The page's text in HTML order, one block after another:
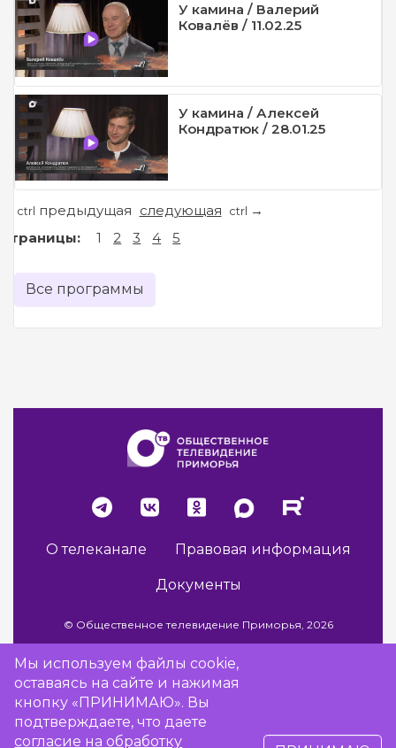
У камина / Валерий
Ковалёв / 11.02.25
У камина / Алексей
Кондратюк / 28.01.25
ctrl предыдущая следующая ctrl →
Страницы: 1 2 3 4 5
Все программы
О телеканале Правовая информация
Документы
© Общественное телевидение Приморья, 2026
Разработка сайта -Vladweb
Мы используем файлы cookie,
оставаясь на сайте и нажимая
кнопку «ПРИНИМАЮ». Вы
подтверждаете, что даете
согласие на обработку